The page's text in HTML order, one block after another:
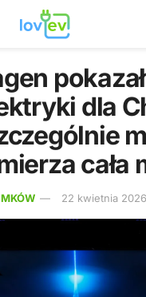
dla
cała
22 kwietnia 2026